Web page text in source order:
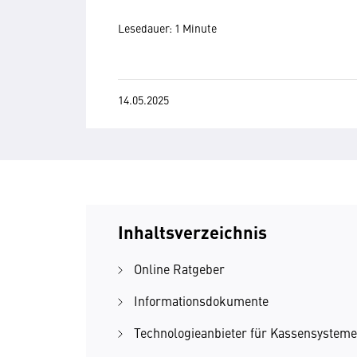
Lesedauer: 1 Minute
14.05.2025
Inhaltsverzeichnis
Online Ratgeber
Informationsdokumente
Technologieanbieter für